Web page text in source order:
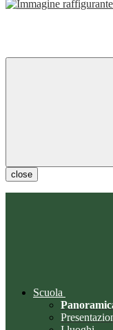
close
Scuola